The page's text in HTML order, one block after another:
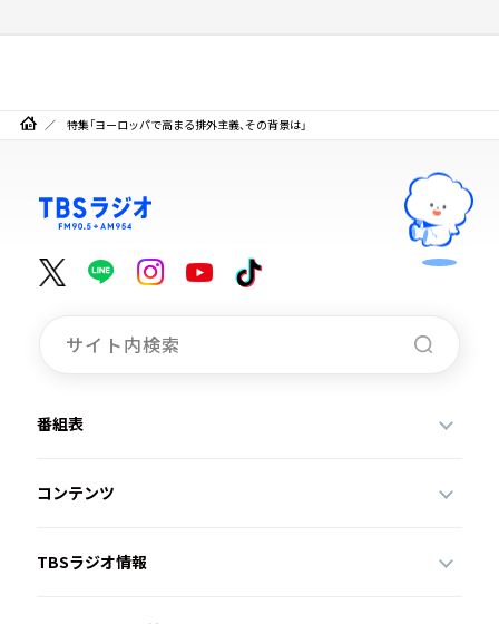
特集「ヨーロッパで高まる排外主義、その背景は」
番組表
コンテンツ
TBSラジオ情報